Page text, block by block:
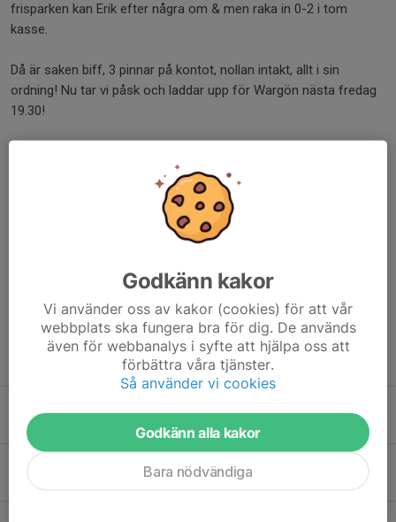
frisparken kan Erik efter några om & men raka in 0-2 i tom
kasse.
Då är saken biff, 3 pinnar på kontot, nollan intakt, allt i sin
ordning! Nu tar vi påsk och laddar upp för Wargön nästa fredag
19.30!
2 TIF - Emil ”Viadukten” Larsson
1 TIF - Christoffer ”Lobben” Åkerlund
Tidigare nyheter
En Pinne i Trollhättan
Godkänn kakor
Vi använder oss av kakor (cookies) för att vår
webbplats ska fungera bra för dig. De används
även för webbanalys i syfte att hjälpa oss att
förbättra våra tjänster.
Så använder vi cookies
Godkänn alla kakor
Bara nödvändiga